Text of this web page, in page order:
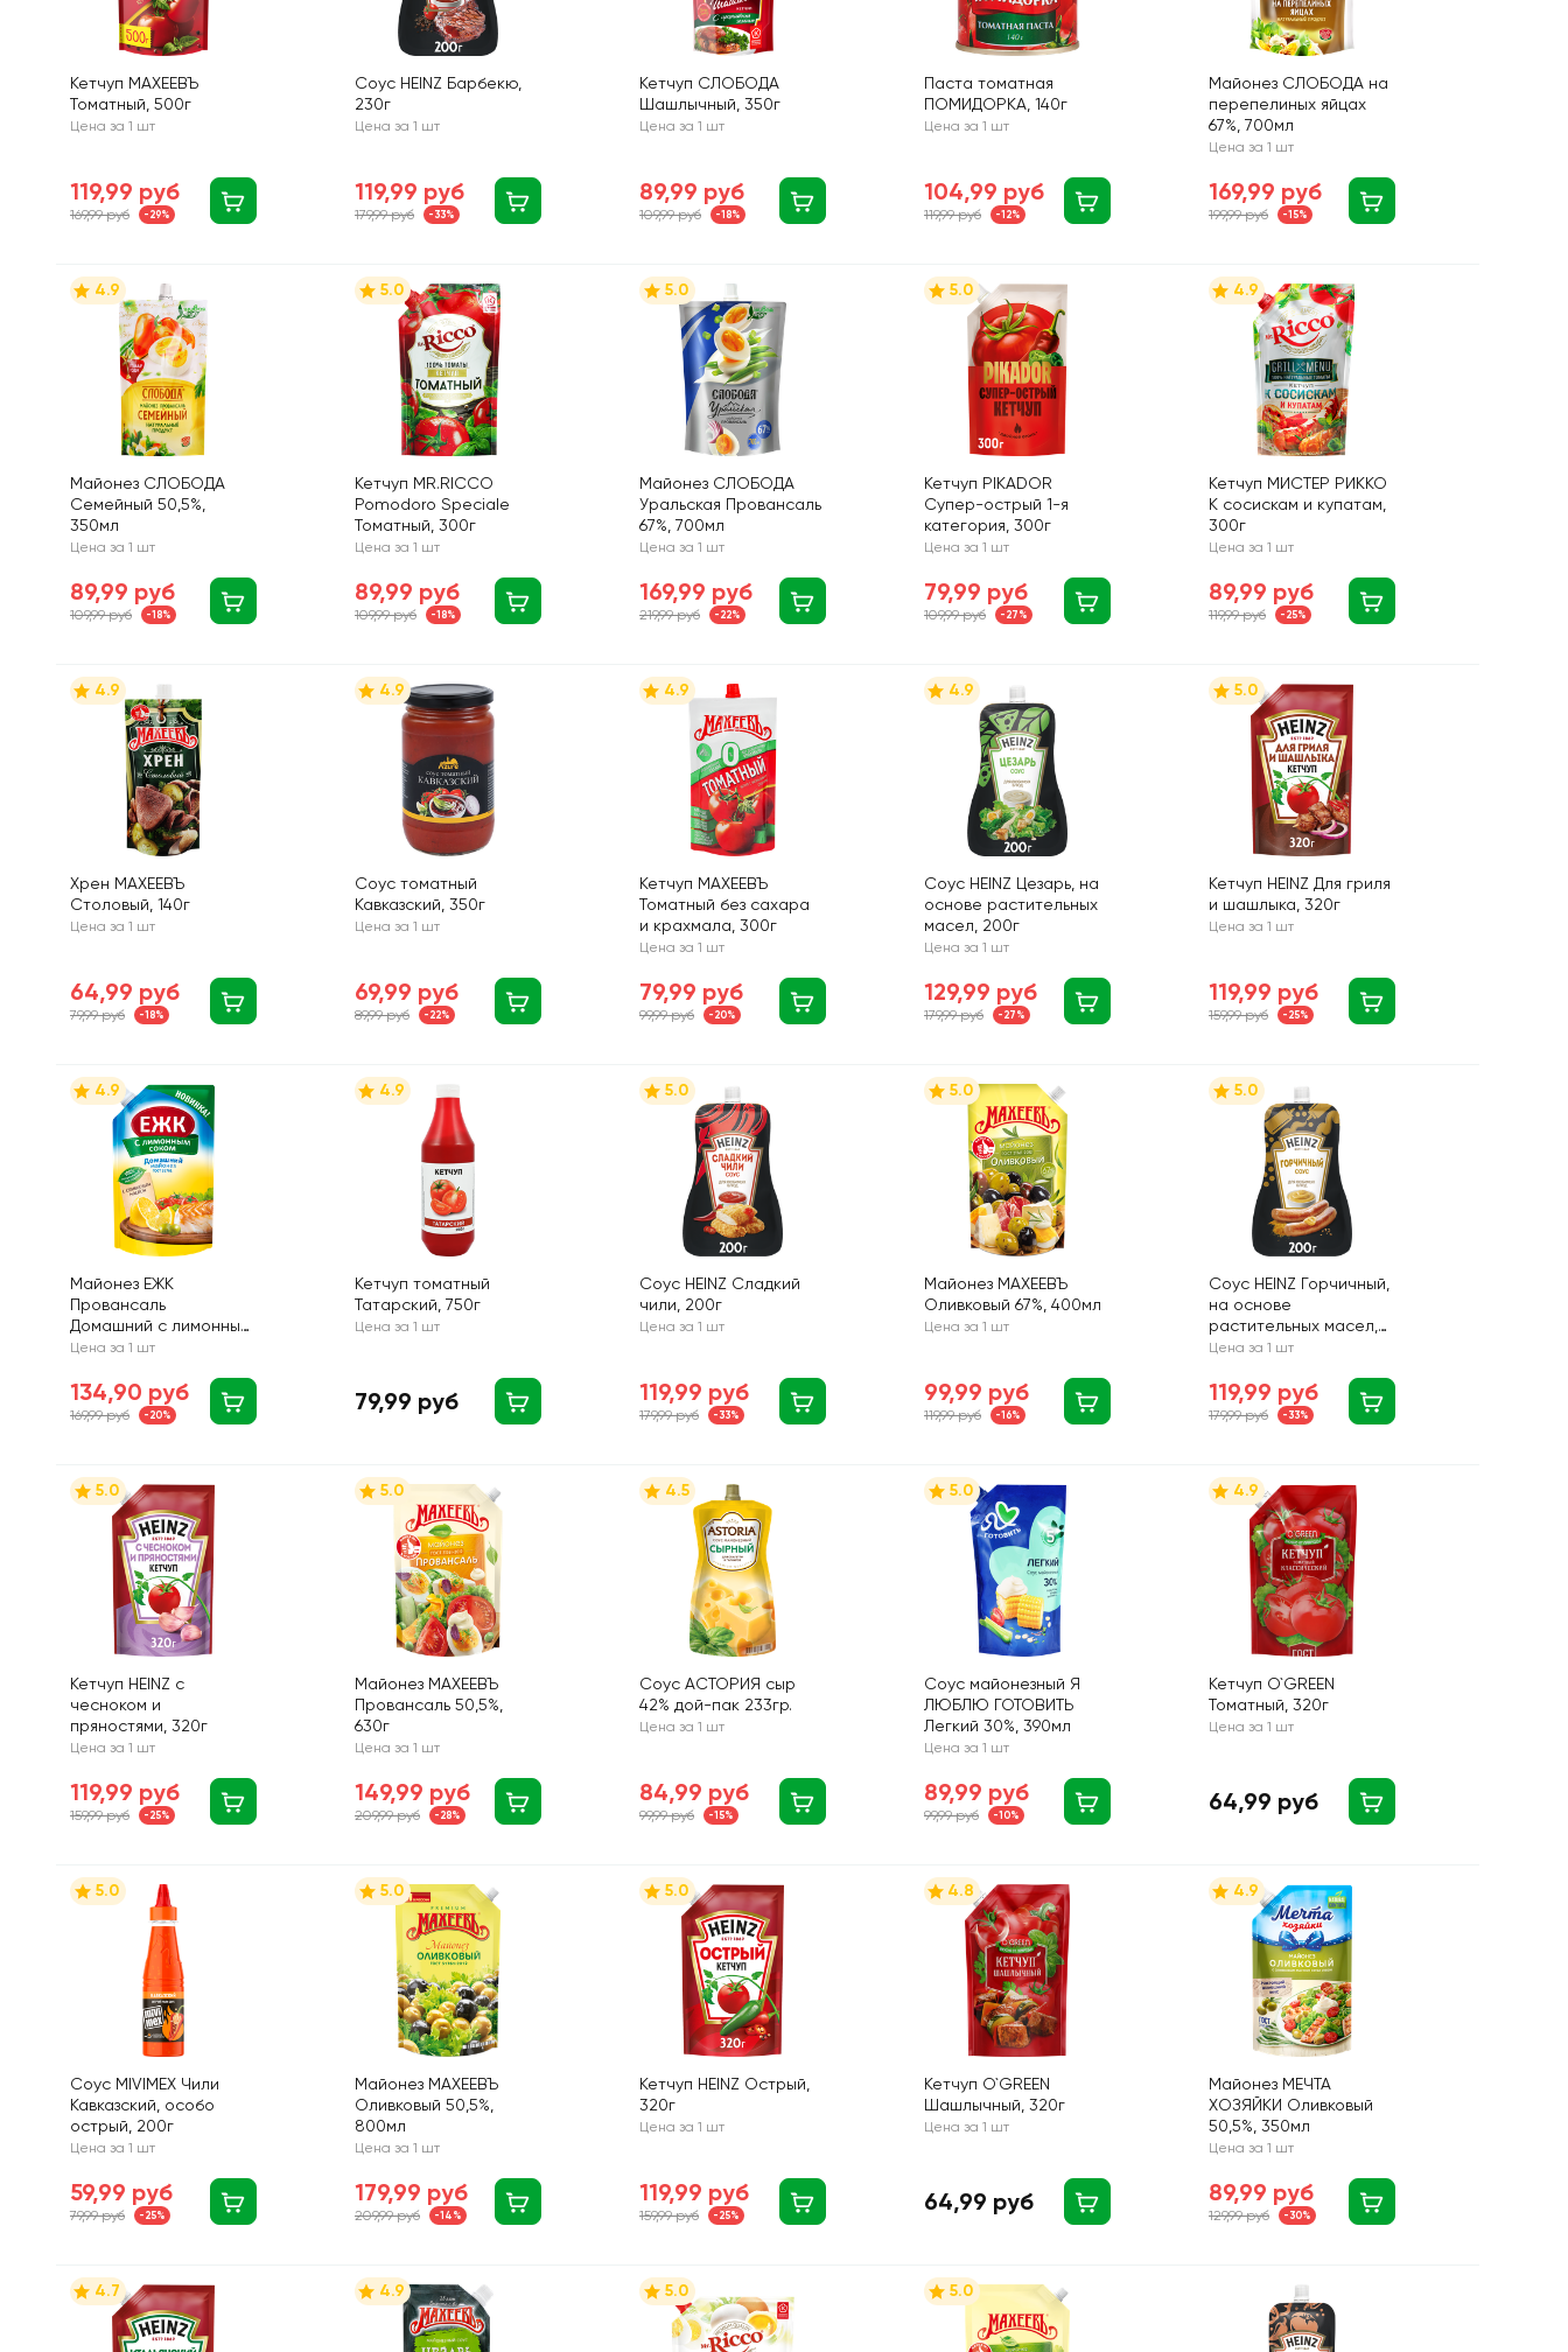
Кетчуп МАХЕЕВЪ
Томатный, 500г
Цена за 1 шт
119,99 руб
169,99 руб -29%
Соус HEINZ Барбекю,
230г
Цена за 1 шт
119,99 руб
179,99 руб -33%
Кетчуп СЛОБОДА
Шашлычный, 350г
Цена за 1 шт
89,99 руб
109,99 руб -18%
Паста томатная
ПОМИДОРКА, 140г
Цена за 1 шт
104,99 руб
119,99 руб -12%
Майонез СЛОБОДА на
перепелиных яйцах
67%, 700мл
Цена за 1 шт
169,99 руб
199,99 руб -15%
4.9
Майонез СЛОБОДА
Семейный 50,5%,
350мл
Цена за 1 шт
89,99 руб
109,99 руб -18%
5.0
Кетчуп MR.RICCO
Pomodoro Speciale
Томатный, 300г
Цена за 1 шт
89,99 руб
109,99 руб -18%
5.0
Майонез СЛОБОДА
Уральская Провансаль
67%, 700мл
Цена за 1 шт
169,99 руб
219,99 руб -22%
5.0
Кетчуп PIKADOR
Супер-острый 1-я
категория, 300г
Цена за 1 шт
79,99 руб
109,99 руб -27%
4.9
Кетчуп МИСТЕР РИККО
К сосискам и купатам,
300г
Цена за 1 шт
89,99 руб
119,99 руб -25%
4.9
Хрен МАХЕЕВЪ
Столовый, 140г
Цена за 1 шт
64,99 руб
79,99 руб -18%
4.9
Соус томатный
Кавказский, 350г
Цена за 1 шт
69,99 руб
89,99 руб -22%
4.9
Кетчуп МАХЕЕВЪ
Томатный без сахара
и крахмала, 300г
Цена за 1 шт
79,99 руб
99,99 руб -20%
4.9
Соус HEINZ Цезарь, на
основе растительных
масел, 200г
Цена за 1 шт
129,99 руб
179,99 руб -27%
5.0
Кетчуп HEINZ Для гриля
и шашлыка, 320г
Цена за 1 шт
119,99 руб
159,99 руб -25%
4.9
Майонез ЕЖК
Провансаль
Домашний с лимонным
соком и оливковым
Цена за 1 шт
134,90 руб
169,99 руб -20%
4.9
Кетчуп томатный
Татарский, 750г
Цена за 1 шт
79,99 руб
5.0
Соус HEINZ Сладкий
чили, 200г
Цена за 1 шт
119,99 руб
179,99 руб -33%
5.0
Майонез МАХЕЕВЪ
Оливковый 67%, 400мл
Цена за 1 шт
99,99 руб
119,99 руб -16%
5.0
Соус HEINZ Горчичный,
на основе
растительных масел,
200г
Цена за 1 шт
119,99 руб
179,99 руб -33%
5.0
Кетчуп HEINZ с
чесноком и
пряностями, 320г
Цена за 1 шт
119,99 руб
159,99 руб -25%
5.0
Майонез МАХЕЕВЪ
Провансаль 50,5%,
630г
Цена за 1 шт
149,99 руб
209,99 руб -28%
4.5
Соус АСТОРИЯ сыр
42% дой-пак 233гр.
Цена за 1 шт
84,99 руб
99,99 руб -15%
5.0
Соус майонезный Я
ЛЮБЛЮ ГОТОВИТЬ
Легкий 30%, 390мл
Цена за 1 шт
89,99 руб
99,99 руб -10%
4.9
Кетчуп O`GREEN
Томатный, 320г
Цена за 1 шт
64,99 руб
5.0
Соус MIVIMEX Чили
Кавказский, особо
острый, 200г
Цена за 1 шт
59,99 руб
79,99 руб -25%
5.0
Майонез МАХЕЕВЪ
Оливковый 50,5%,
800мл
Цена за 1 шт
179,99 руб
209,99 руб -14%
5.0
Кетчуп HEINZ Острый,
320г
Цена за 1 шт
119,99 руб
159,99 руб -25%
4.8
Кетчуп O`GREEN
Шашлычный, 320г
Цена за 1 шт
64,99 руб
4.9
Майонез МЕЧТА
ХОЗЯЙКИ Оливковый
50,5%, 350мл
Цена за 1 шт
89,99 руб
129,99 руб -30%
4.7 4.9 5.0 5.0